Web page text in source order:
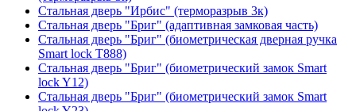
Стальная дверь "Ирбис" (терморазрыв 3к)
Стальная дверь "Бриг" (адаптивная замковая часть)
Стальная дверь "Бриг" (биометрическая дверная ручка
Smart lock T888)
Стальная дверь "Бриг" (биометрический замок Smart
lock Y12)
Стальная дверь "Бриг" (биометрический замок Smart